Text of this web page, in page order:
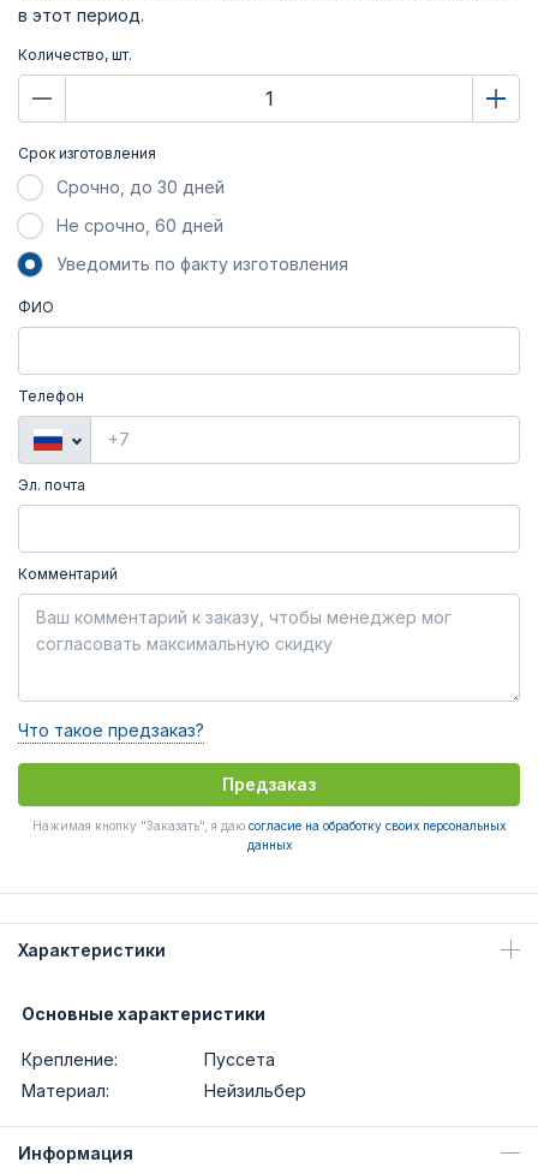
в этот период.
Количество, шт.
Срок изготовления
Срочно, до 30 дней
Не срочно, 60 дней
Уведомить по факту изготовления
ФИО
Телефон
Эл. почта
Комментарий
Что такое предзаказ?
Предзаказ
Нажимая кнопку "Заказать", я даю согласие на обработку своих персональных
данных
Характеристики
Основные характеристики
Крепление:
Пуссета
Материал:
Нейзильбер
Информация